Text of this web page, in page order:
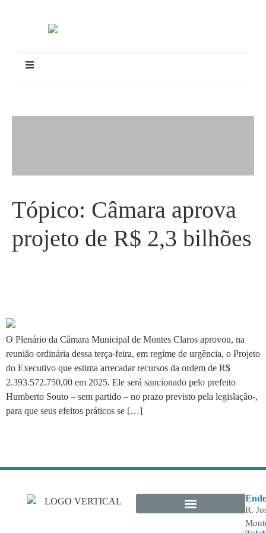
Tópico: Câmara aprova
projeto de R$ 2,3 bilhões
O Plenário da Câmara Municipal de Montes Claros aprovou, na
reunião ordinária dessa terça-feira, em regime de urgência, o Projeto
do Executivo que estima arrecadar recursos da ordem de R$
2.393.572.750,00 em 2025. Ele será sancionado pelo prefeito
Humberto Souto – sem partido – no prazo previsto pela legislação-,
para que seus efeitos práticos se […]
R.